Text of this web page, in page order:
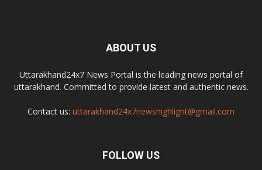
ABOUT US
Uttarakhand24x7 News Portal is the leading news portal of
uttarakhand. Committed to provide latest and authentic news.
Contact us: uttarakhand24x7newshighlight@gmail.com
FOLLOW US